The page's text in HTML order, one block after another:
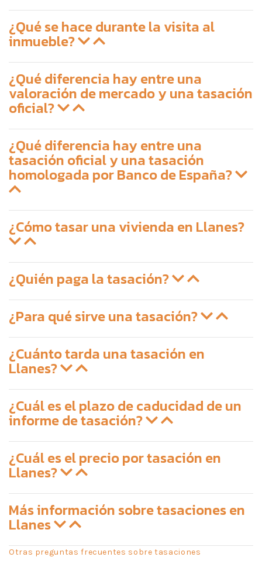
¿Qué se hace durante la visita al
inmueble?
¿Qué diferencia hay entre una
valoración de mercado y una tasación
oficial?
¿Qué diferencia hay entre una
tasación oficial y una tasación
homologada por Banco de España?
¿Cómo tasar una vivienda en Llanes?
¿Quién paga la tasación?
¿Para qué sirve una tasación?
¿Cuánto tarda una tasación en
Llanes?
¿Cuál es el plazo de caducidad de un
informe de tasación?
¿Cuál es el precio por tasación en
Llanes?
Más información sobre tasaciones en
Llanes
Otras preguntas frecuentes sobre tasaciones